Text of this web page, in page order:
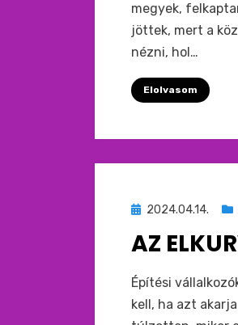
megyek,
jöttek, mert a
nézni, hol…
Elolvasom
Beküldve
:
2024.04.14.
AZ
bymonkey
Építési
kell, ha azt